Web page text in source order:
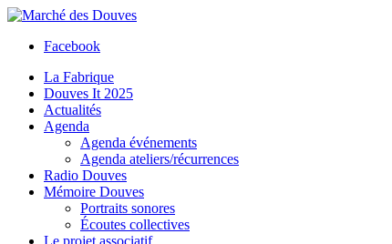
Facebook
La Fabrique
Douves It 2025
Actualités
Agenda
Agenda événements
Agenda ateliers/récurrences
Radio Douves
Mémoire Douves
Portraits sonores
Écoutes collectives
Le projet associatif